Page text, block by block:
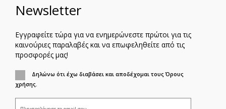
Newsletter
Εγγραφείτε τώρα για να ενημερώνεστε πρώτοι για τις
καινούριες παραλαβές και να επωφεληθείτε από τις
προσφορές μας!
Δηλώνω ότι έχω διαβάσει και αποδέχομαι τους Όρους
χρήσης.